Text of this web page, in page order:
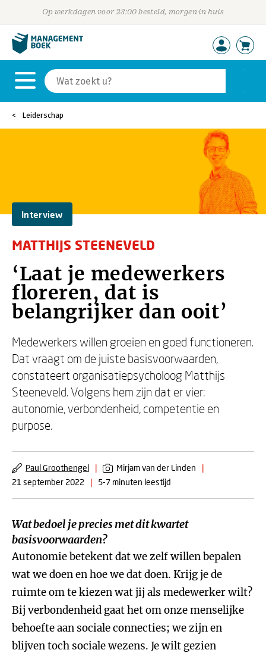
Op werkdagen voor 23:00 besteld, morgen in huis
Leiderschap
Interview
MATTHIJS STEENEVELD
‘Laat je medewerkers
floreren, dat is
belangrijker dan ooit’
Medewerkers willen groeien en goed functioneren.
Dat vraagt om de juiste basisvoorwaarden,
constateert organisatiepsycholoog Matthijs
Steeneveld. Volgens hem zijn dat er vier:
autonomie, verbondenheid, competentie en
purpose.
Paul Groothengel | Mirjam van der Linden
|
21 september 2022
| 5-7 minuten leestijd
Wat bedoel je precies met dit kwartet
basisvoorwaarden?
Autonomie betekent dat we zelf willen bepalen
wat we doen en hoe we dat doen. Krijg je de
ruimte om te kiezen wat jij als medewerker wilt?
Bij verbondenheid gaat het om onze menselijke
behoefte aan sociale connecties; we zijn en
blijven toch sociale wezens. Je wilt gezien